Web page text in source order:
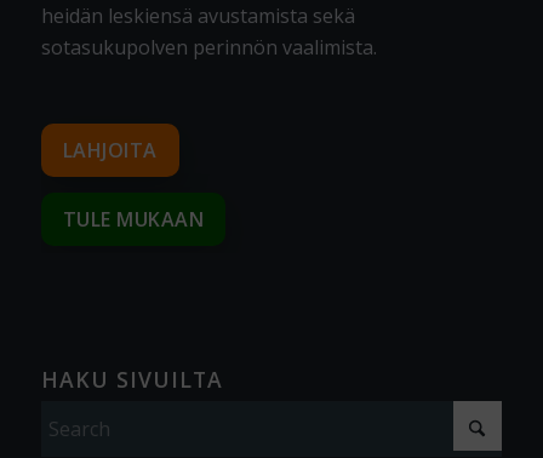
heidän leskiensä avustamista sekä
sotasukupolven perinnön vaalimista.
LAHJOITA
TULE MUKAAN
HAKU SIVUILTA